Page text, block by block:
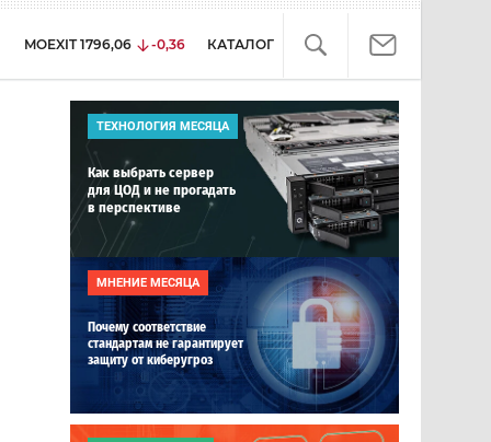
MOEXIT 1796,06 -0,36 КАТАЛОГ
ТЕХНОЛОГИЯ МЕСЯЦА
Как выбрать сервер
для ЦОД и не прогадать
в перспективе
МНЕНИЕ МЕСЯЦА
Почему соответствие
стандартам не гарантирует
защиту от киберугроз